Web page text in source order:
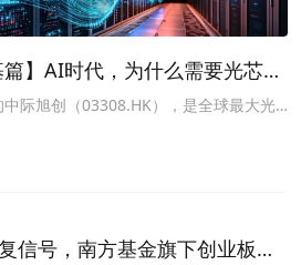
】AI时代，为什么需要光芯
际旭创（03308.HK），是全球最大光
它。
信号，南方基金旗下创业板人